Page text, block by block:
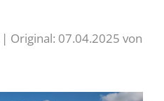
07.04.2025 von